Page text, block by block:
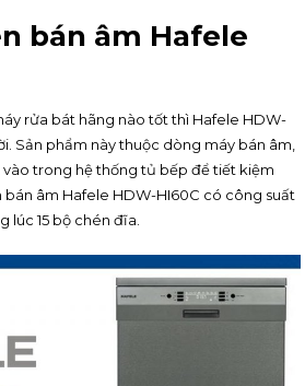
bán âm Hafele
rửa bát hãng nào tốt thì Hafele HDW-
Sản phẩm này thuộc dòng máy bán âm,
trong hệ thống tủ bếp để tiết kiệm
âm Hafele HDW-HI60C có công suất
lúc 15 bộ chén đĩa.